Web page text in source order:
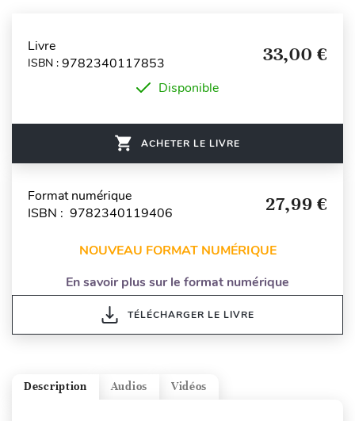
Livre
ISBN : 9782340117853 33,00 €
Disponible
ACHETER LE LIVRE
Format numérique
ISBN : 9782340119406
27,99 €
NOUVEAU FORMAT NUMÉRIQUE
En savoir plus sur le format numérique
TÉLÉCHARGER LE LIVRE
Vidéos
Audios
Description